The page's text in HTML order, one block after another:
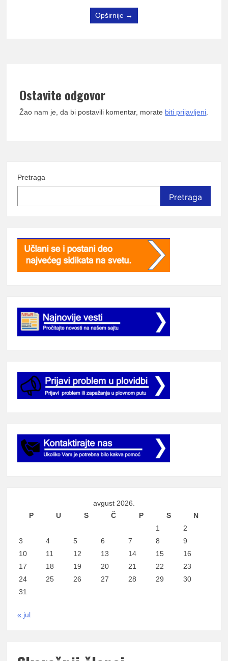
Opširnije →
Ostavite odgovor
Žao nam je, da bi postavili komentar, morate biti prijavljeni
Pretraga
Pretraga
avgust 2026.
P
U S Č P S
N
1
2
3
4 5 6 7 8
9
10
11 12 13 14 15
16
17
18 19 20 21 22
23
24
25 26 27 28 29
30
31
« jul